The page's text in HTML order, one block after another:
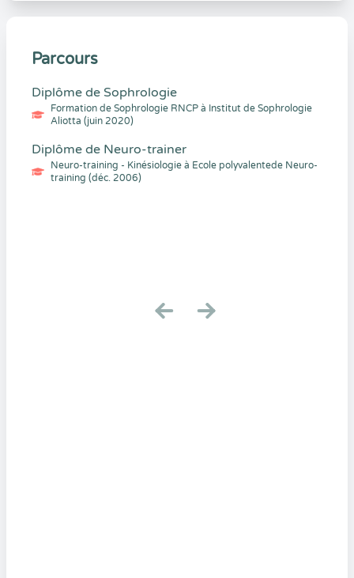
Parcours
Diplôme de Sophrologie
Formation de Sophrologie RNCP à Institut de Sophrologie
Aliotta (juin 2020)
Diplôme de Neuro-trainer
Neuro-training - Kinésiologie à Ecole polyvalentede Neuro-
training (déc. 2006)